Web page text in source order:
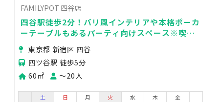
FAMILYPOT 四谷店
四谷駅徒歩2分！バリ風インテリアや本格ポーカ
ーテーブルもあるパーティ向けスペース※喫煙
所あり
東京都 新宿区 四谷
四ツ谷駅 徒歩5分
60㎡
〜20人
土
日
月
火
水
木
金